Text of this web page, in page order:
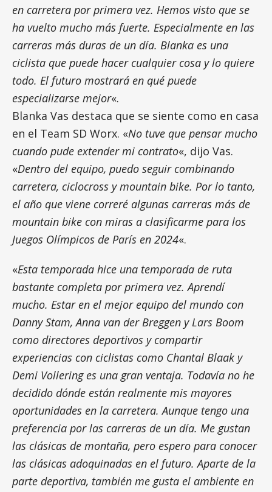
en carretera por primera vez. Hemos visto que se
ha vuelto mucho más fuerte. Especialmente en las
carreras más duras de un día. Blanka es una
ciclista que puede hacer cualquier cosa y lo quiere
todo. El futuro mostrará en qué puede
especializarse mejor«.
Blanka Vas destaca que se siente como en casa
en el Team SD Worx. «No tuve que pensar mucho
cuando pude extender mi contrato«, dijo Vas.
«Dentro del equipo, puedo seguir combinando
carretera, ciclocross y mountain bike. Por lo tanto,
el año que viene correré algunas carreras más de
mountain bike con miras a clasificarme para los
Juegos Olímpicos de París en 2024«.
«Esta temporada hice una temporada de ruta
bastante completa por primera vez. Aprendí
mucho. Estar en el mejor equipo del mundo con
Danny Stam, Anna van der Breggen y Lars Boom
como directores deportivos y compartir
experiencias con ciclistas como Chantal Blaak y
Demi Vollering es una gran ventaja. Todavía no he
decidido dónde están realmente mis mayores
oportunidades en la carretera. Aunque tengo una
preferencia por las carreras de un día. Me gustan
las clásicas de montaña, pero espero para conocer
las clásicas adoquinadas en el futuro. Aparte de la
parte deportiva, también me gusta el ambiente en